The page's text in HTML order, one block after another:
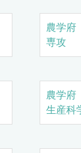
農学
専攻
農学
生産科